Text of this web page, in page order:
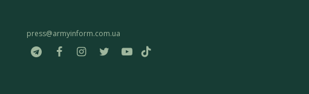
press@armyinform.com.ua